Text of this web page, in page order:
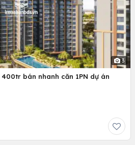
3
bán nhanh căn 1PN dự án